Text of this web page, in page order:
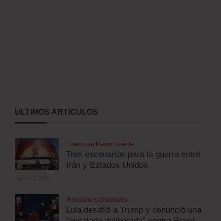
ÚLTIMOS ARTÍCULOS
Guerra en Medio Oriente
Tres escenarios para la guerra entre
Irán y Estados Unidos
Relaciones bilaterales
Lula desafió a Trump y denunció una